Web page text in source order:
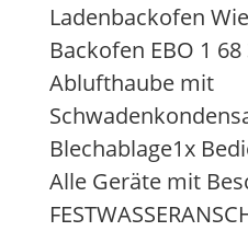
Ladenbackofen
Backofen EBO 1 68
Ablufthaube mit
Blechablage1x
Alle Geräte mit